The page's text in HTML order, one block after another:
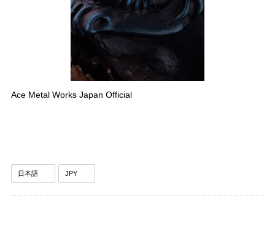
Ace Metal Works Japan Official